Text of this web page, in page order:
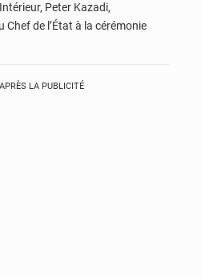
Peter Kazadi,
de l’État à la cérémonie
LA PUBLICITÉ